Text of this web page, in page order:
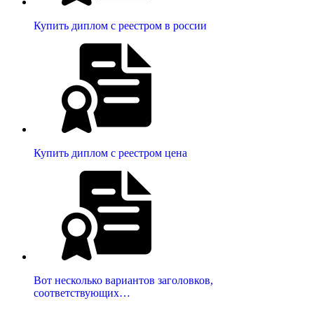
Купить диплом с реестром в россии
Купить диплом с реестром цена
Вот несколько вариантов заголовков,
соответствующих…